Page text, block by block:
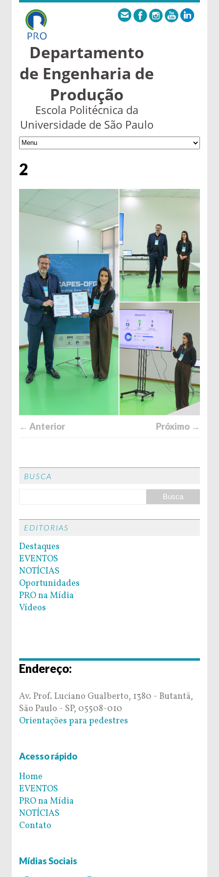
Departamento
de Engenharia de
Produção
Escola Politécnica da
Universidade de São Paulo
2
← Anterior Próximo →
BUSCA
EDITORIAS
Destaques
EVENTOS
NOTÍCIAS
Oportunidades
PRO na Mídia
Vídeos
Endereço:
Av. Prof. Luciano Gualberto, 1380 - Butantã,
São Paulo - SP, 05508-010
Orientações para pedestres
Acesso rápido
Home
EVENTOS
PRO na Mídia
NOTÍCIAS
Contato
Mídias Sociais